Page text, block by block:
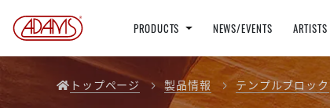
PRODUCTS NEWS/EVENTS ARTISTS
トップページ 製品情報 テンプルブロック